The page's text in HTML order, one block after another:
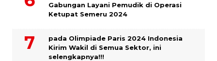
Gabungan Layani Pemudik di Operasi
Ketupat Semeru 2024
pada Olimpiade Paris 2024 Indonesia
Kirim Wakil di Semua Sektor, ini
selengkapnya!!!